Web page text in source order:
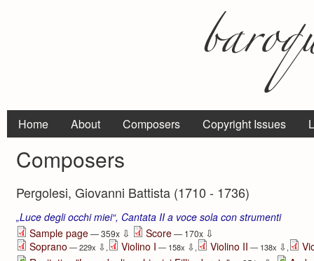
Home About Composers Copyright Issues
Composers
Pergolesi, Giovanni Battista (1710 - 1736)
„Luce degli occhi miei“, Cantata II a voce sola con strumenti
Sample page— 359x ⇩ Score— 170x ⇩
Soprano — 229x ⇩, Violino I — 158x ⇩, Violino II — 138x ⇩,